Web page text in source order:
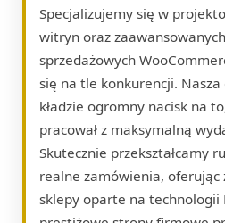
Specjalizujemy się w
witryn oraz
sprzedażowych
się na tle konkurencji.
kładzie ogromny nacisk na
pracował z maksymalną
Skutecznie przekształcamy
realne zamówienia,
sklepy oparte na technologii